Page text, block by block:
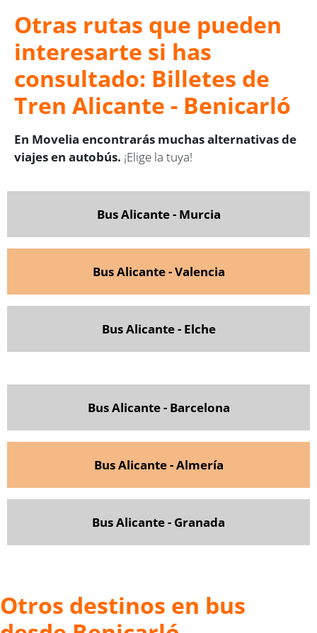
Otras rutas que pueden
interesarte si has
consultado: Billetes de
Tren Alicante - Benicarló
En Movelia encontrarás muchas alternativas de
viajes en autobús. ¡Elige la tuya!
Bus Alicante - Murcia
Bus Alicante - Valencia
Bus Alicante - Elche
Bus Alicante - Barcelona
Bus Alicante - Almería
Bus Alicante - Granada
Otros destinos en bus